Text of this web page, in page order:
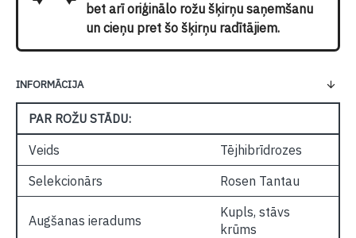
bet arī oriģinālo rožu šķirņu saņemšanu
un cieņu pret šo šķirņu radītājiem.
INFORMĀCIJA
PAR ROŽU STĀDU:
Veids
Tējhibrīdrozes
Selekcionārs
Rosen Tantau
Augšanas ieradums
Kupls, stāvs
krūms